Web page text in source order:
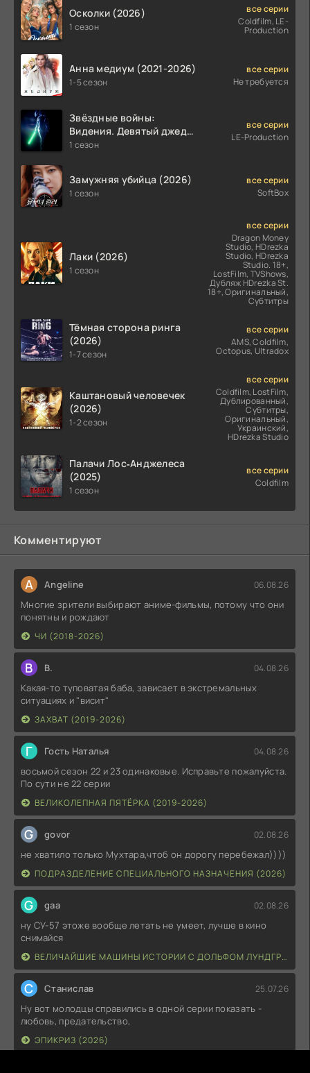
Осколки (2026)
1 сезон
все серии
Coldfilm, LE-
Production
Анна медиум (2021-2026)
1-5 сезон
все серии
Не требуется
Звёздные войны:
Видения. Девятый джедай
(2026)
1 сезон
все серии
LE-Production
Замужняя убийца (2026)
1 сезон
все серии
SoftBox
Лаки (2026)
1 сезон
все серии
Dragon Money
Studio, HDrezka
Studio, HDrezka
Studio. 18+,
LostFilm, TVShows,
Дубляж HDrezka St.
18+, Оригинальный,
Субтитры
Тёмная сторона ринга
(2026)
1-7 сезон
все серии
AMS, Coldfilm,
Octopus, Ultradox
Каштановый человечек
(2026)
1-2 сезон
все серии
Coldfilm, LostFilm,
Дублированный,
Субтитры,
Оригинальный,
Украинский,
HDrezka Studio
Палачи Лос‑Анджелеса
(2025)
1 сезон
все серии
Coldfilm
Комментируют
A Angeline 06.08.26
Многие зрители выбирают аниме-фильмы, потому что они
понятны и рождают
ЧИ (2018-2026)
В В. 04.08.26
Какая-то туповатая баба, зависает в экстремальных
ситуациях и "висит"
ЗАХВАТ (2019-2026)
Г Гость Наталья 04.08.26
восьмой сезон 22 и 23 одинаковые. Исправьте пожалуйста.
По сути не 22 серии
ВЕЛИКОЛЕПНАЯ ПЯТЁРКА (2019-2026)
G govor 02.08.26
не хватило только Мухтара,чтоб он дорогу перебежал))))
ПОДРАЗДЕЛЕНИЕ СПЕЦИАЛЬНОГО НАЗНАЧЕНИЯ (2026)
G gaa 02.08.26
ну СУ-57 этоже вообще летать не умеет, лучше в кино
снимайся
ВЕЛИЧАЙШИЕ МАШИНЫ ИСТОРИИ С ДОЛЬФОМ ЛУНДГРЕНОМ (2026)
С Станислав 25.07.26
Ну вот молодцы справились в одной серии показать -
любовь, предательство,
ЭПИКРИЗ (2026)